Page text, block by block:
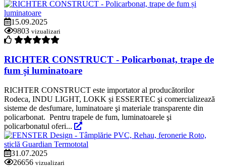
15.09.2025
9803 vizualizari
RICHTER CONSTRUCT - Policarbonat, trape de
fum și luminatoare
RICHTER CONSTRUCT este importator al producătorilor
Rodeca, INDU LIGHT, LOKK și ESSERTEC şi comercializează
sisteme de desfumare, luminatoare şi materiale transparente din
policarbonat. Pentru trapele de fum, luminatoarele şi
policarbonatul oferi...
31.07.2025
26656 vizualizari